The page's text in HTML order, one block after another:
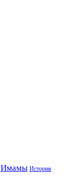
Имамы История